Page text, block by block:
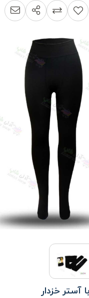
افزودن به لیست
اشتراک
آستر خزدار